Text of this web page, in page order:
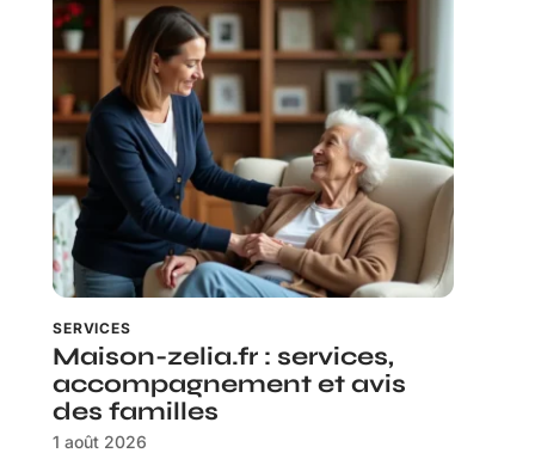
SERVICES
Maison-zelia.fr : services,
accompagnement et avis
des familles
1 août 2026